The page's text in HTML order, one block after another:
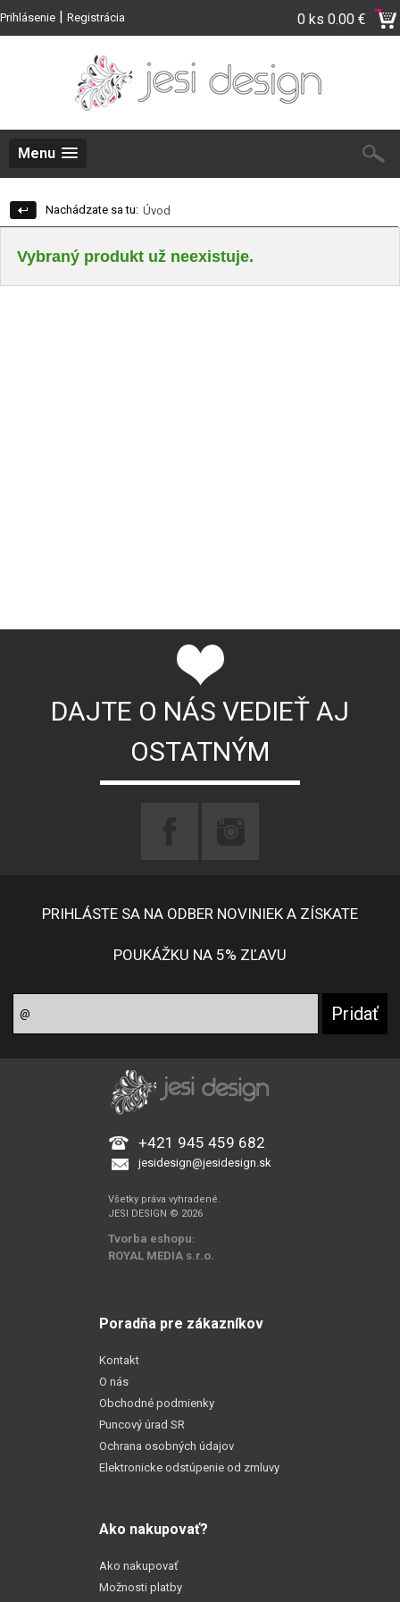
Prihlásenie | Registrácia 0 ks 0.00 €
Menu
Nachádzate sa tu: Úvod
Vybraný produkt už neexistuje.
DAJTE O NÁS VEDIEŤ AJ
OSTATNÝM
PRIHLÁSTE SA NA ODBER NOVINIEK A ZÍSKATE
POUKÁŽKU NA 5% ZĽAVU
+421 945 459 682
jesidesign@jesidesign.sk
Všetky práva vyhradené.
JESI DESIGN © 2026
Tvorba eshopu:
ROYAL MEDIA s.r.o.
Poradňa pre zákazníkov
Kontakt
O nás
Obchodné podmienky
Puncový úrad SR
Ochrana osobných údajov
Elektronicke odstúpenie od zmluvy
Ako nakupovať?
Ako nakupovať
Možnosti platby